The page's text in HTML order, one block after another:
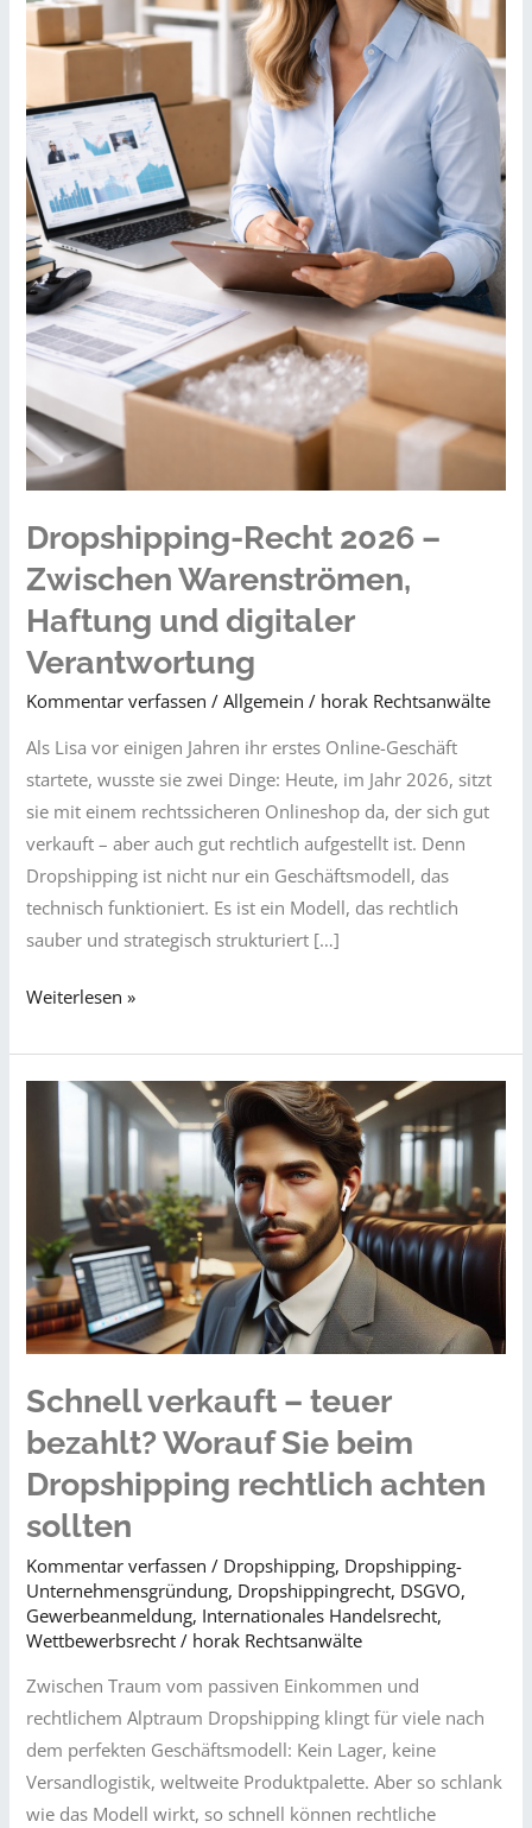
Dropshipping-Recht 2026 –
Zwischen Warenströmen,
Haftung und digitaler
Verantwortung
Kommentar verfassen /Allgemein / horak Rechtsanwälte
Als Lisa vor einigen Jahren ihr erstes Online-Geschäft
startete, wusste sie zwei Dinge: Heute, im Jahr 2026, sitzt
sie mit einem rechtssicheren Onlineshop da, der sich gut
verkauft – aber auch gut rechtlich aufgestellt ist. Denn
Dropshipping ist nicht nur ein Geschäftsmodell, das
technisch funktioniert. Es ist ein Modell, das rechtlich
sauber und strategisch strukturiert […]
Dropshipping-
2026
Warenströmen,
Haftung
digitaler
Verantwortung
Weiterlesen »
Schnell verkauft – teuer
bezahlt? Worauf Sie beim
Dropshipping rechtlich achten
sollten
Kommentar verfassen / Dropshipping, Dropshipping-
Unternehmensgründung, Dropshippingrecht, DSGVO,
Gewerbeanmeldung, Internationales Handelsrecht,
Wettbewerbsrecht​ / horak Rechtsanwälte
Zwischen Traum vom passiven Einkommen und
rechtlichem Alptraum Dropshipping klingt für viele nach
dem perfekten Geschäftsmodell: Kein Lager, keine
Versandlogistik, weltweite Produktpalette. Aber so schlank
wie das Modell wirkt, so schnell können rechtliche